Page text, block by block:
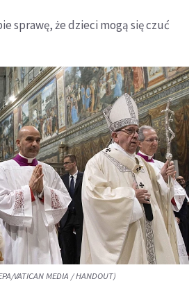
sprawę, że dzieci mogą się czuć
VATICAN MEDIA / HANDOUT)